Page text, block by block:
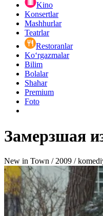
Kino
Konsertlar
Mashhurlar
Teatrlar
Restoranlar
Ko‘rgazmalar
Bilim
Bolalar
Shahar
Premium
Foto
Замерзшая
New in Town / 2009 /